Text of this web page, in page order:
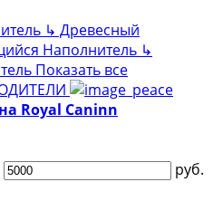
↳ Древесный
Наполнитель ↳
Показать все
Royal Caninn
руб.